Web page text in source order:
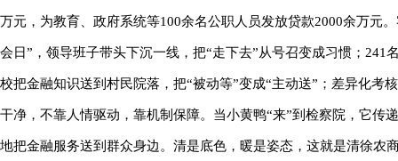
万元，为教育、政府系统等100余名公职人员发放贷款2000余万元
会日”，领导班子带头下沉一线，把“走下去”从号召变成习惯；
校把金融知识送到村民院落，把“被动等”变成“主动送”；差异化考
干净，不靠人情驱动，靠机制保障。当小黄鸭“来”到检察院，它传
地把金融服务送到群众身边。清是底色，暖是姿态，这就是清徐农